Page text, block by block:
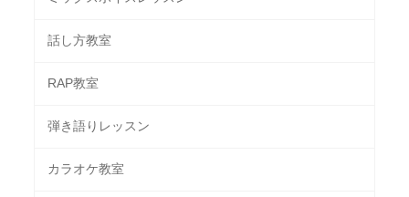
話し方教室
RAP教室
弾き語りレッスン
カラオケ教室